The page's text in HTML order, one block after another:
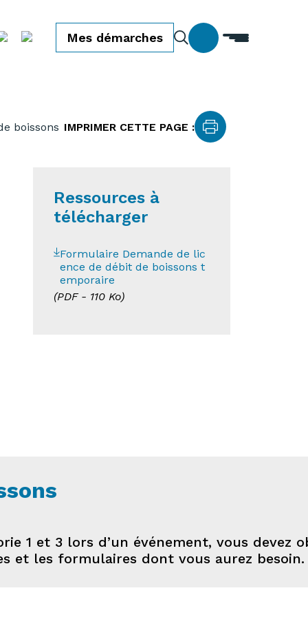
Mes démarches
boissons IMPRIMER CETTE PAGE :
1 et 3 lors d’un événement, vous devez
et les formulaires dont vous aurez besoin.
Ressources à
télécharger
Formulaire Demande de lic
ence de débit de boissons t
emporaire
(PDF - 110 Ko)